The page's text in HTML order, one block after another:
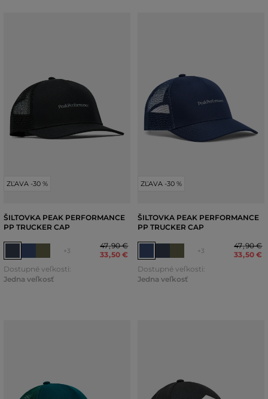
ZĽAVA -30 %
ŠILTOVKA PEAK PERFORMANCE
PP TRUCKER CAP
+3
47,90 €
33,50 €
Dostupné veľkosti:
Jedna veľkosť
ZĽAVA -30 %
ŠILTOVKA PEAK PERFORMANCE
PP TRUCKER CAP
+3
47,90 €
33,50 €
Dostupné veľkosti:
Jedna veľkosť